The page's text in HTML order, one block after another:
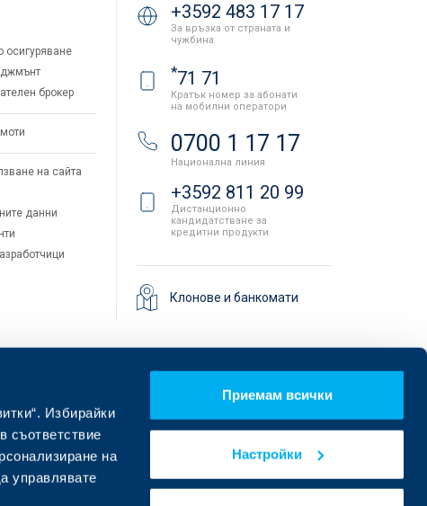
Избирайки
съответствие
на
управлявате
Приемам всички
Настройки
осигуряване
брокер
на сайта
данни
+3592 483 17 17
За връзка от страната и
чужбина
*71 71
Кратък номер за абонати
на мобилни оператори
0700 1 17 17
Национална линия
+3592 811 20 99
Дистанционно
кандидатстване за
кредитни продукти
Клонове и банкомати
Намерете ни в социалните мрежи: